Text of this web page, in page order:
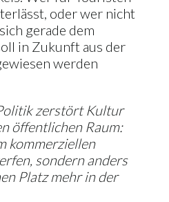
oder wer nicht
gerade dem
in Zukunft aus der
werden
zerstört Kultur
öffentlichen Raum:
kommerziellen
sondern anders
Platz mehr in der